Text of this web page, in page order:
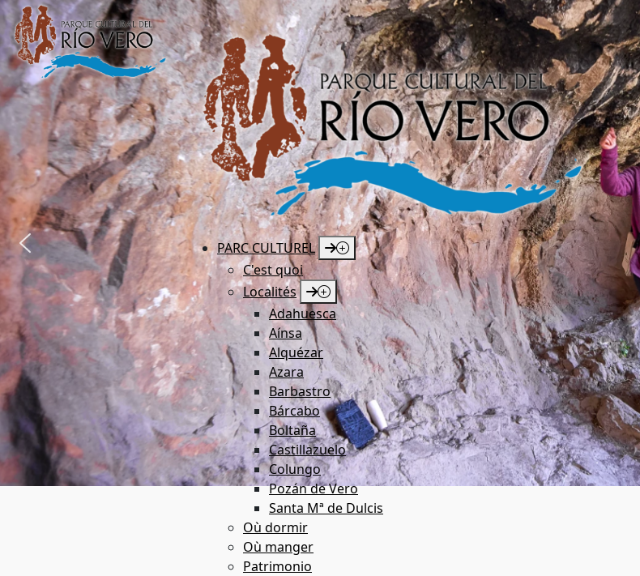
PARC CULTUREL
C'est quoi
Localités
Adahuesca
Aínsa
Alquézar
Azara
Barbastro
Bárcabo
Boltaña
Castillazuelo
Colungo
Pozán de Vero
Santa Mª de Dulcis
Où dormir
Où manger
Patrimonio
PUENTE DE LA CONSTITUCIÓN 2023.